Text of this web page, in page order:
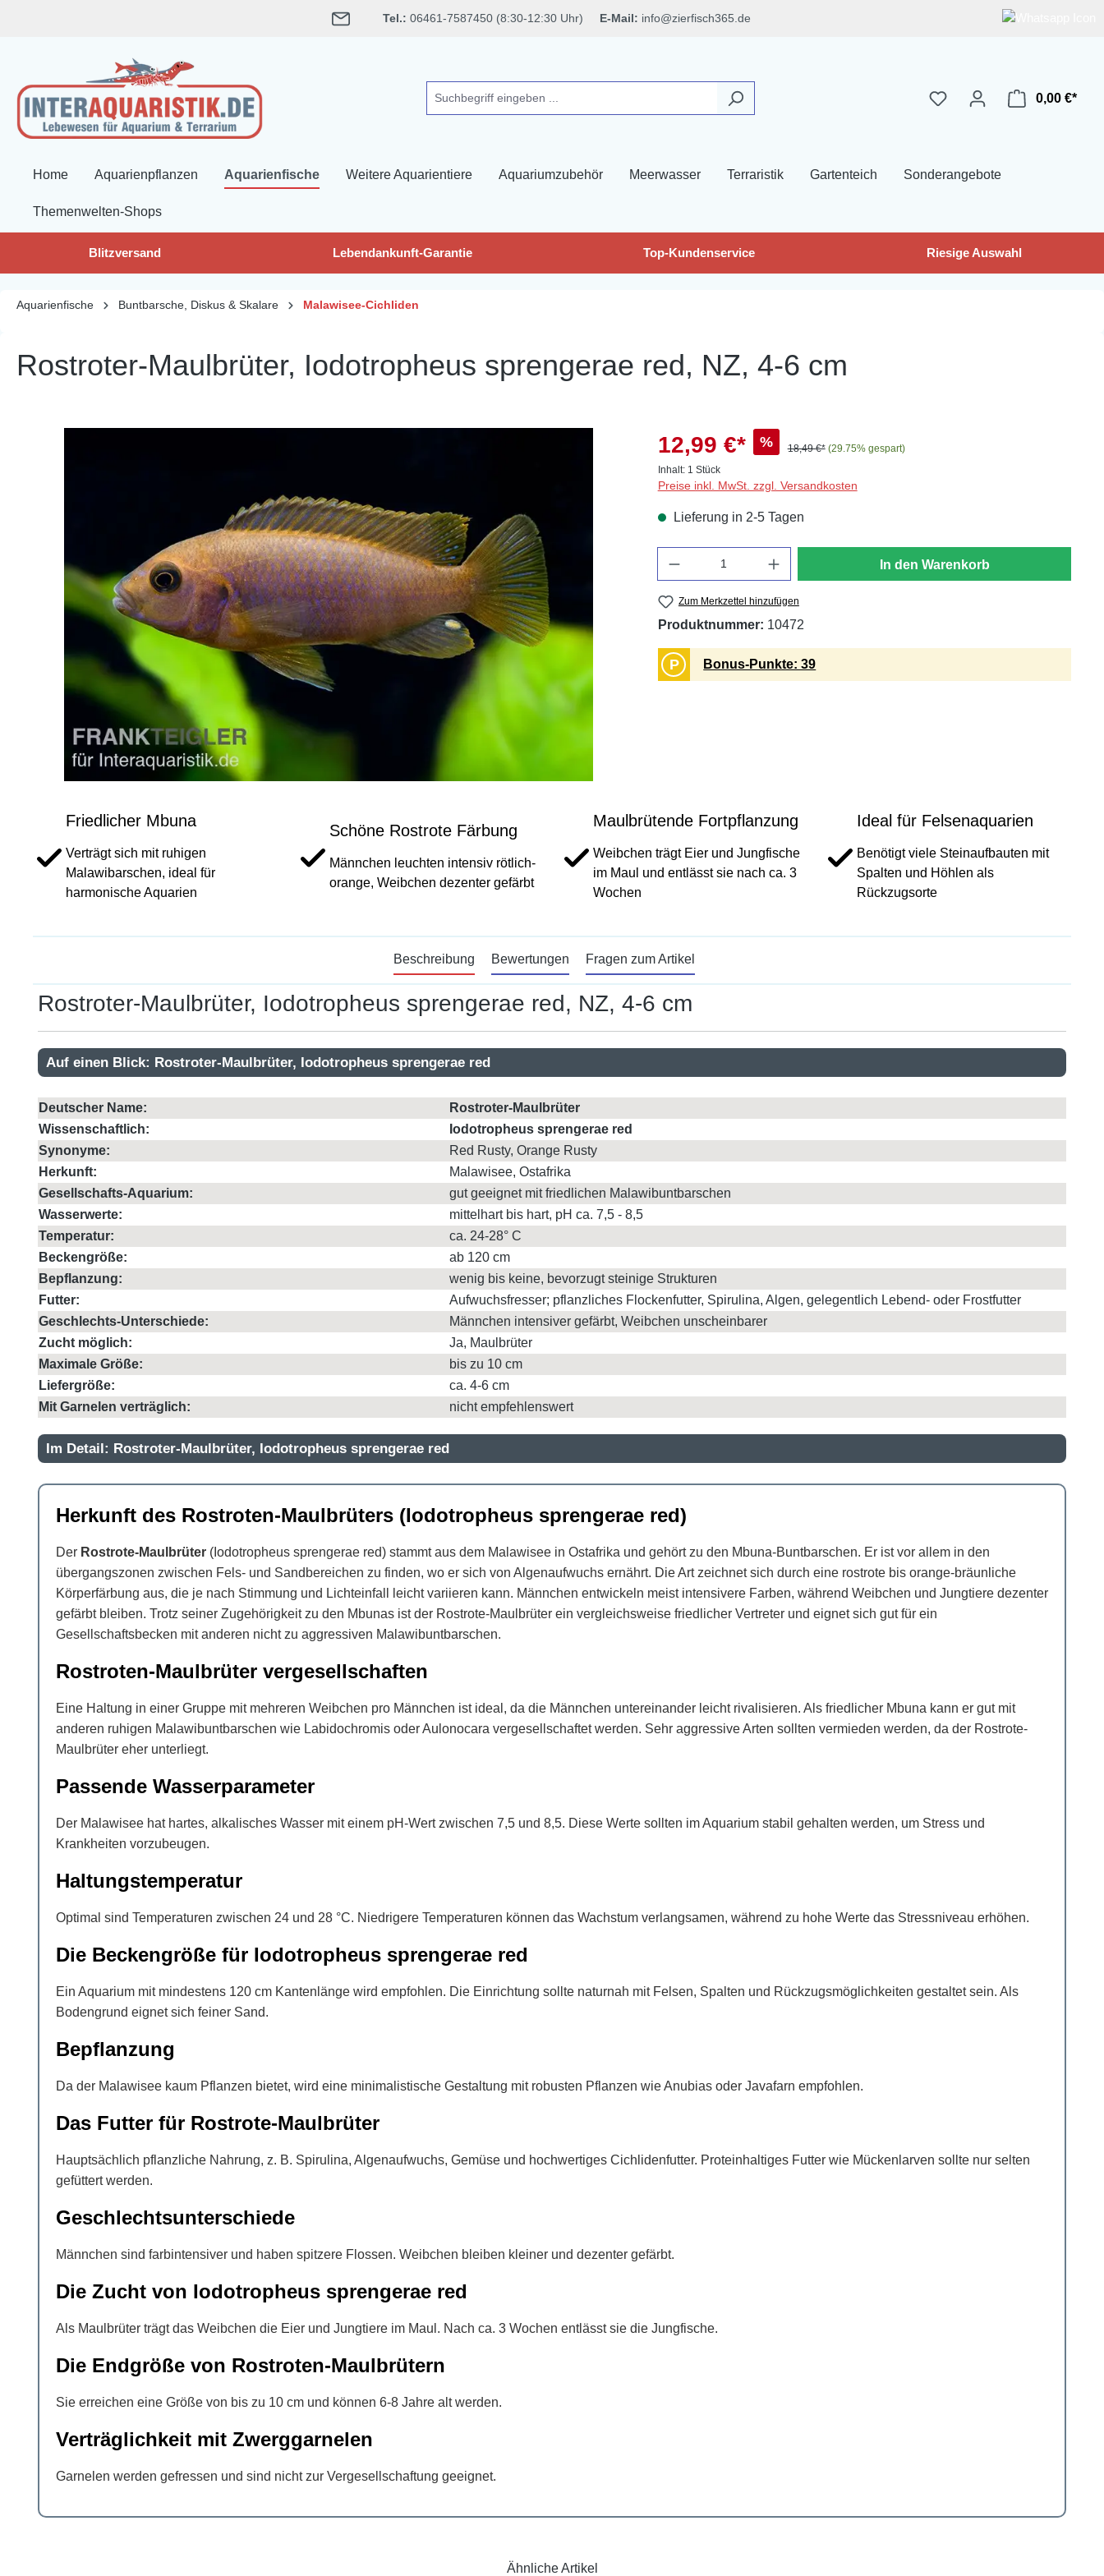
Tel.: 06461-7587450 (8:30-12:30 Uhr) E-Mail: info@zierfisch365.de
0,00 €*
Home Aquarienpflanzen Aquarienfische Weitere Aquarientiere Aquariumzubehör Meerwasser Terraristik Gartenteich Sonderangebote
Themenwelten-Shops
Blitzversand Lebendankunft-Garantie Top-Kundenservice Riesige Auswahl
Aquarienfische Buntbarsche, Diskus & Skalare Malawisee-Cichliden
Rostroter-Maulbrüter, Iodotropheus sprengerae red, NZ, 4-6 cm
12,99 €* % 18,49 €* (29.75% gespart)
Inhalt: 1 Stück
Preise inkl. MwSt. zzgl. Versandkosten
Lieferung in 2-5 Tagen
In den Warenkorb
Zum Merkzettel hinzufügen
Produktnummer: 10472
P Bonus-Punkte: 39
Friedlicher Mbuna
Verträgt sich mit ruhigen
Malawibarschen, ideal für
harmonische Aquarien
Schöne Rostrote Färbung
Männchen leuchten intensiv rötlich-
orange, Weibchen dezenter gefärbt
Maulbrütende Fortpflanzung
Weibchen trägt Eier und Jungfische
im Maul und entlässt sie nach ca. 3
Wochen
Ideal für Felsenaquarien
Benötigt viele Steinaufbauten mit
Spalten und Höhlen als
Rückzugsorte
Beschreibung Bewertungen Fragen zum Artikel
Rostroter-Maulbrüter, Iodotropheus sprengerae red, NZ, 4-6 cm
Auf einen Blick: Rostroter-Maulbrüter, Iodotropheus sprengerae red
Deutscher Name:
Rostroter-Maulbrüter
Wissenschaftlich:
Iodotropheus sprengerae red
Synonyme:
Red Rusty, Orange Rusty
Herkunft:
Malawisee, Ostafrika
Gesellschafts-Aquarium:
gut geeignet mit friedlichen Malawibuntbarschen
Wasserwerte:
mittelhart bis hart, pH ca. 7,5 - 8,5
Temperatur:
ca. 24-28° C
Beckengröße:
ab 120 cm
Bepflanzung:
wenig bis keine, bevorzugt steinige Strukturen
Futter:
Aufwuchsfresser; pflanzliches Flockenfutter, Spirulina, Algen, gelegentlich Lebend- oder Frostfutter
Geschlechts-Unterschiede:
Männchen intensiver gefärbt, Weibchen unscheinbarer
Zucht möglich:
Ja, Maulbrüter
Maximale Größe:
bis zu 10 cm
Liefergröße:
ca. 4-6 cm
Mit Garnelen verträglich:
nicht empfehlenswert
Im Detail: Rostroter-Maulbrüter, Iodotropheus sprengerae red
Herkunft des Rostroten-Maulbrüters (Iodotropheus sprengerae red)
Der Rostrote-Maulbrüter (Iodotropheus sprengerae red) stammt aus dem Malawisee in Ostafrika und gehört zu den Mbuna-Buntbarschen. Er ist vor allem in den
übergangszonen zwischen Fels- und Sandbereichen zu finden, wo er sich von Algenaufwuchs ernährt. Die Art zeichnet sich durch eine rostrote bis orange-bräunliche
Körperfärbung aus, die je nach Stimmung und Lichteinfall leicht variieren kann. Männchen entwickeln meist intensivere Farben, während Weibchen und Jungtiere dezenter
gefärbt bleiben. Trotz seiner Zugehörigkeit zu den Mbunas ist der Rostrote-Maulbrüter ein vergleichsweise friedlicher Vertreter und eignet sich gut für ein
Gesellschaftsbecken mit anderen nicht zu aggressiven Malawibuntbarschen.
Rostroten-Maulbrüter vergesellschaften
Eine Haltung in einer Gruppe mit mehreren Weibchen pro Männchen ist ideal, da die Männchen untereinander leicht rivalisieren. Als friedlicher Mbuna kann er gut mit
anderen ruhigen Malawibuntbarschen wie Labidochromis oder Aulonocara vergesellschaftet werden. Sehr aggressive Arten sollten vermieden werden, da der Rostrote-
Maulbrüter eher unterliegt.
Passende Wasserparameter
Der Malawisee hat hartes, alkalisches Wasser mit einem pH-Wert zwischen 7,5 und 8,5. Diese Werte sollten im Aquarium stabil gehalten werden, um Stress und
Krankheiten vorzubeugen.
Haltungstemperatur
Optimal sind Temperaturen zwischen 24 und 28 °C. Niedrigere Temperaturen können das Wachstum verlangsamen, während zu hohe Werte das Stressniveau erhöhen.
Die Beckengröße für Iodotropheus sprengerae red
Ein Aquarium mit mindestens 120 cm Kantenlänge wird empfohlen. Die Einrichtung sollte naturnah mit Felsen, Spalten und Rückzugsmöglichkeiten gestaltet sein. Als
Bodengrund eignet sich feiner Sand.
Bepflanzung
Da der Malawisee kaum Pflanzen bietet, wird eine minimalistische Gestaltung mit robusten Pflanzen wie Anubias oder Javafarn empfohlen.
Das Futter für Rostrote-Maulbrüter
Hauptsächlich pflanzliche Nahrung, z. B. Spirulina, Algenaufwuchs, Gemüse und hochwertiges Cichlidenfutter. Proteinhaltiges Futter wie Mückenlarven sollte nur selten
gefüttert werden.
Geschlechtsunterschiede
Männchen sind farbintensiver und haben spitzere Flossen. Weibchen bleiben kleiner und dezenter gefärbt.
Die Zucht von Iodotropheus sprengerae red
Als Maulbrüter trägt das Weibchen die Eier und Jungtiere im Maul. Nach ca. 3 Wochen entlässt sie die Jungfische.
Die Endgröße von Rostroten-Maulbrütern
Sie erreichen eine Größe von bis zu 10 cm und können 6-8 Jahre alt werden.
Verträglichkeit mit Zwerggarnelen
Garnelen werden gefressen und sind nicht zur Vergesellschaftung geeignet.
Ähnliche Artikel